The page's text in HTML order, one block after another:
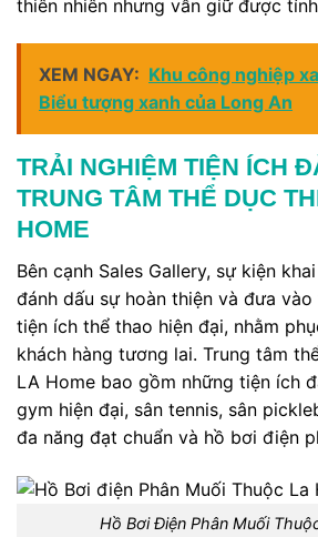
thiên nhiên nhưng vẫn giữ được
XEM NGAY: Khu công nghiệp
Biểu tượng xanh của Long An
TRẢI NGHIỆM TIỆN ÍCH
TRUNG TÂM THỂ DỤC
HOME
Bên cạnh Sales Gallery, sự kiện
đánh dấu sự hoàn thiện và đưa
tiện ích thể thao hiện đại, nhằm
khách hàng tương lai. Trung tâm
LA Home bao gồm những tiện ích
gym hiện đại, sân tennis, sân
đa năng đạt chuẩn và hồ bơi điện
Hồ Bơi Điện Phân Muối